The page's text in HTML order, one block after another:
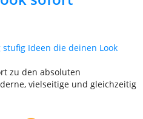
zu den absoluten
vielseitige und gleichzeitig